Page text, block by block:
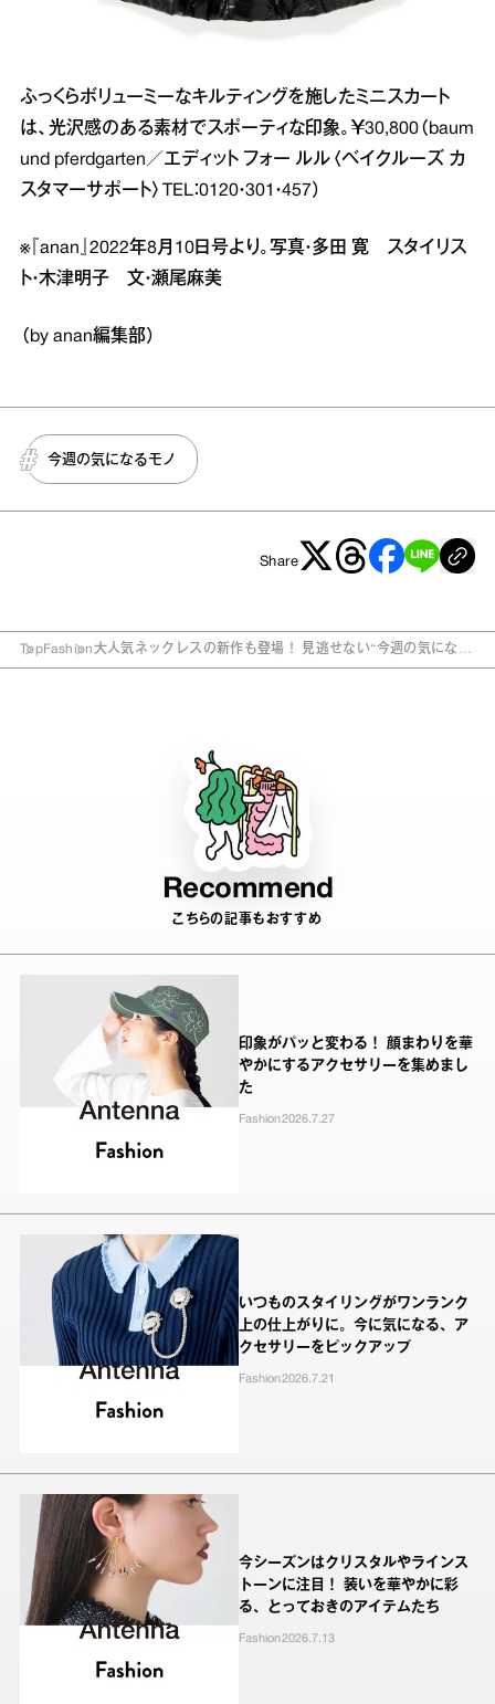
ふっくらボリューミーなキルティングを施したミニスカート
は、光沢感のある素材でスポーティな印象。￥30,800（baum
und pferdgarten／エディット フォー ルル〈ベイクルーズ カ
スタマーサポート〉TEL：0120・301・457）
※『anan』2022年8月10日号より。写真・多田 寛 スタイリス
ト・木津明子 文・瀬尾麻美
（by anan編集部）
今週の気になるモノ
Share
TopFashion大人気ネックレスの新作も登場！ 見逃せない“今週の気になる
Recommend
こちらの記事もおすすめ
印象がパッと変わる！ 顔まわりを華
やかにするアクセサリーを集めまし
た
Fashion2026.7.27
いつものスタイリングがワンランク
上の仕上がりに。今に気になる、ア
クセサリーをピックアップ
Fashion2026.7.21
今シーズンはクリスタルやラインス
トーンに注目！ 装いを華やかに彩
る、とっておきのアイテムたち
Fashion2026.7.13